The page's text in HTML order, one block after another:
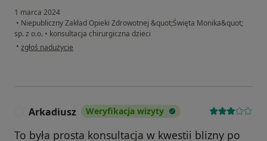
1 marca 2024
• Niepubliczny Zakład Opieki Zdrowotnej &quot;Święta Monika&quot;
sp. z o.o. • konsultacja chirurgiczna dzieci
• w opinii użytkownika Justyna , Darek i Tymek
zgłoś nadużycie
Arkadiusz Weryfikacja wizyty
To była prosta konsultacja w kwestii blizny po